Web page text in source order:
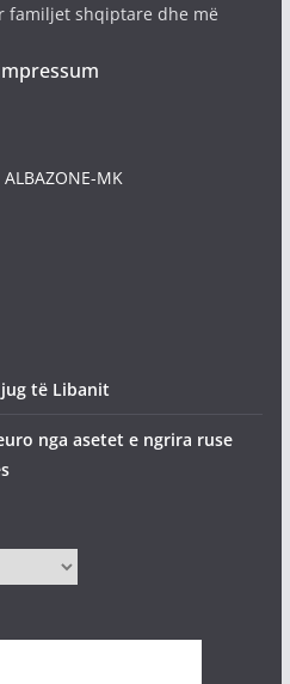
familjet shqiptare dhe më
ALBAZONE-MK
të Libanit
nga asetet e ngrira ruse